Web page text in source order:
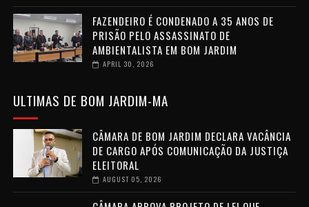
FAZENDEIRO É CONDENADO A 35 ANOS DE
PRISÃO PELO ASSASSINATO DE
AMBIENTALISTA EM BOM JARDIM
APRIL 30, 2026
ULTIMAS DE BOM JARDIM-MA
CÂMARA DE BOM JARDIM DECLARA VACÂNCIA
DE CARGO APÓS COMUNICAÇÃO DA JUSTIÇA
ELEITORAL
AUGUST 05, 2026